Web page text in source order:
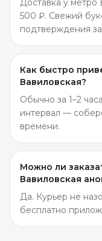
Доставка у
500 ₽. Свежий
подтверждения
Как быстро
Вавиловская?
Обычно за 1–2
интервал —
времени.
Можно ли
Вавиловская
Да. Курьер не
бесплатно